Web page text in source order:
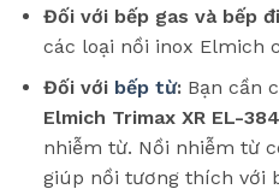
Đối với bếp gas và bếp
các loại nồi inox Elmich
Đối với bếp từ:Bạn cần
Elmich Trimax XR EL-
nhiễm từ. Nồi nhiễm từ
giúp nồi tương thích với